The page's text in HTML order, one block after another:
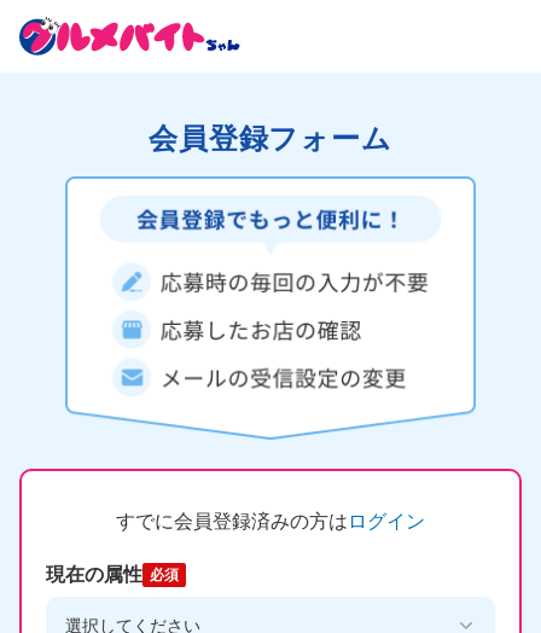
会員登録フォーム
すでに会員登録済みの方は ログイン
現在の属性 必須